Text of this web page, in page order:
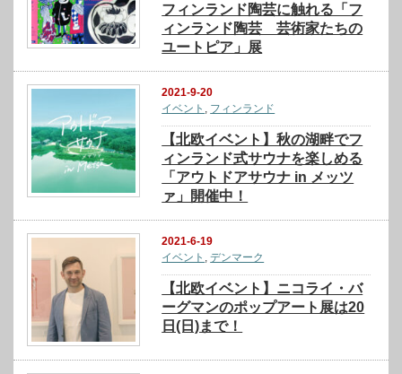
フィンランド陶芸に触れる「フ
ィンランド陶芸 芸術家たちの
ユートピア」展
2021-9-20
イベント , フィンランド
【北欧イベント】秋の湖畔でフ
ィンランド式サウナを楽しめる
「アウトドアサウナ in メッツ
ァ」開催中！
2021-6-19
イベント ,デンマーク
【北欧イベント】ニコライ・バ
ーグマンのポップアート展は20
日(日)まで！